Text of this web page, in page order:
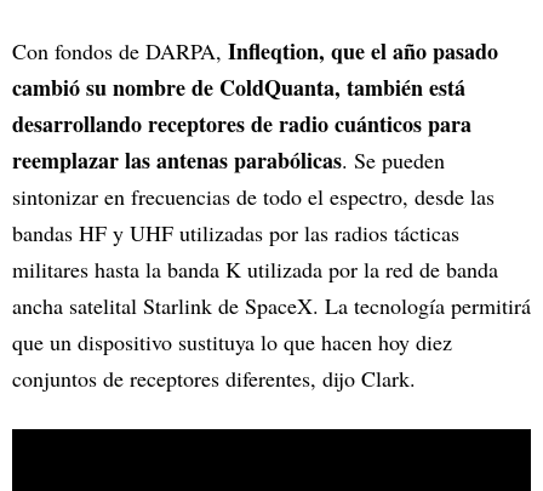
Con fondos de DARPA, Infleqtion, que el año pasado
cambió su nombre de ColdQuanta, también está
desarrollando receptores de radio cuánticos para
reemplazar las antenas parabólicas. Se pueden
sintonizar en frecuencias de todo el espectro, desde las
bandas HF y UHF utilizadas por las radios tácticas
militares hasta la banda K utilizada por la red de banda
ancha satelital Starlink de SpaceX. La tecnología permitirá
que un dispositivo sustituya lo que hacen hoy diez
conjuntos de receptores diferentes, dijo Clark.